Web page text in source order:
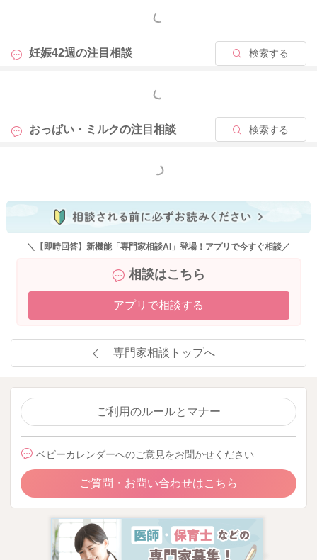
もっと見る
妊娠42週の注目相談 検索する
もっと見る
おっぱい・ミルクの注目相談 検索する
もっと見る
＼【即時回答】新機能「専門家相談AI」登場！アプリで今すぐ相談／
相談はこちら
アプリで相談する
専門家相談トップへ
ご利用のルールとマナー
ベビーカレンダーへのご意見をお聞かせください
ご質問・お問い合わせはこちら